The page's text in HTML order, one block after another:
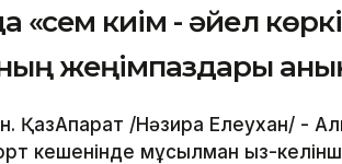
«Әсем киім - әйел
жеңімпаздары
ҚазАқпарат /Нәзира Елеухан/ -
кешенінде мұсылман қыз-